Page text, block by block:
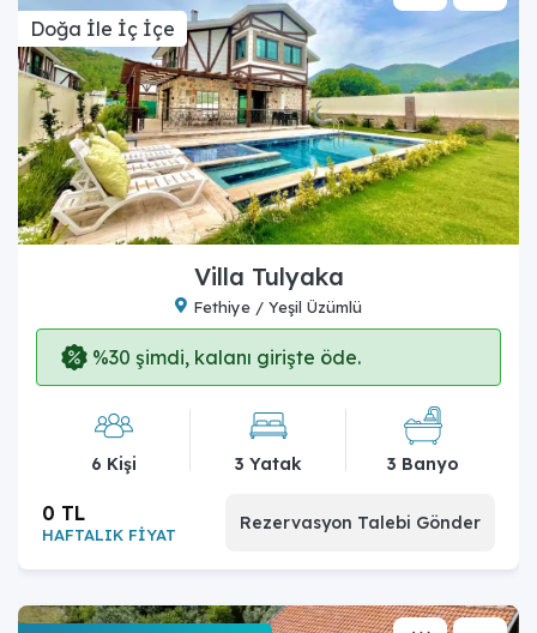
Doğa İle İç İçe
Villa Tulyaka
Fethiye / Yeşil Üzümlü
%30 şimdi, kalanı girişte öde.
6 Kişi 3 Yatak 3 Banyo
HAFTALIK FİYAT
0 TL Rezervasyon Talebi Gönder